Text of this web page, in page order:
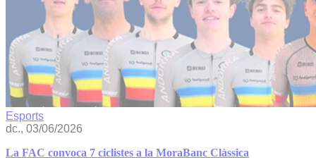
Esports
dc., 03/06/2026
La FAC convoca 7 ciclistes a la MoraBanc Clàssica